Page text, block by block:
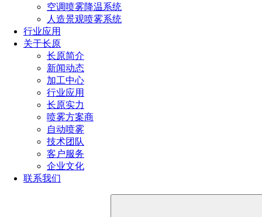
空调喷雾降温系统
人造景观喷雾系统
行业应用
关于长原
长原简介
新闻动态
加工中心
行业应用
长原实力
喷雾方案商
自动喷雾
技术团队
客户服务
企业文化
联系我们
HWS旋转喷淋球在小流量、低压力的情况下，清洗速度更
快；表面清洁处理的佳选择；焊接式设计，更加耐用
流量参数：